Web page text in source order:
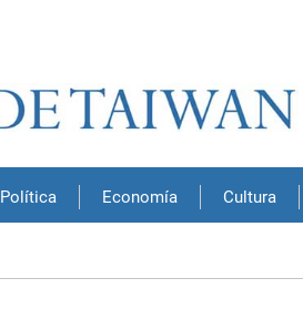
Política Economía Cultura